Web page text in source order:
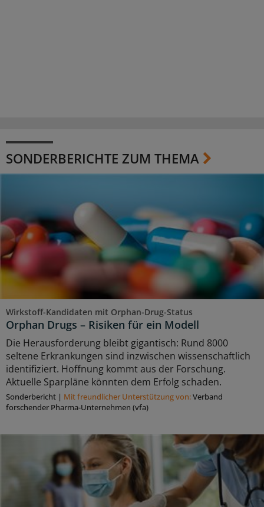
SONDERBERICHTE ZUM THEMA
Wirkstoff-Kandidaten mit Orphan-Drug-Status
Orphan Drugs – Risiken für ein Modell
Die Herausforderung bleibt gigantisch: Rund 8000
seltene Erkrankungen sind inzwischen wissenschaftlich
identifiziert. Hoffnung kommt aus der Forschung.
Aktuelle Sparpläne könnten dem Erfolg schaden.
Sonderbericht | Mit freundlicher Unterstützung von:Verband
forschender Pharma-Unternehmen (vfa)